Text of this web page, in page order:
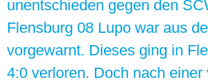
unentschieden gegen den
Flensburg 08 Lupo war aus
vorgewarnt. Dieses ging in
4:0 verloren. Doch nach